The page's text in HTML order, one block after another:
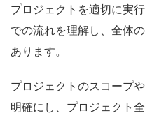
プロジェクトを適切に実
での流れを理解し、全体
あります。
プロジェクトのスコープ
明確にし、プロジェクト